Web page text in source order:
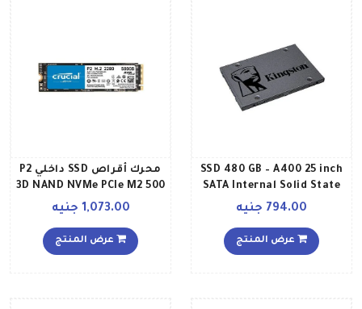
SSD 480 GB – A400 25 inch
SATA Internal Solid State
Drive 480 جيجابايت
794.00 جنيه
عرض المنتج
محرك أقراص SSD داخلي P2
3D NAND NVMe PCIe M2 500
جيجابايت
1,073.00 جنيه
عرض المنتج